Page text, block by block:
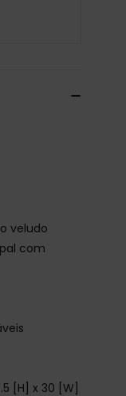
veludo
com
[H] x 30 [W]